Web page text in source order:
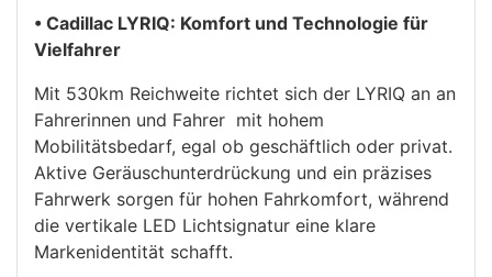
• Cadillac LYRIQ: Komfort und Technologie für
Vielfahrer
Mit 530km Reichweite richtet sich der LYRIQ an an
Fahrerinnen und Fahrer mit hohem
Mobilitätsbedarf, egal ob geschäftlich oder privat.
Aktive Geräuschunterdrückung und ein präzises
Fahrwerk sorgen für hohen Fahrkomfort, während
die vertikale LED Lichtsignatur eine klare
Markenidentität schafft.